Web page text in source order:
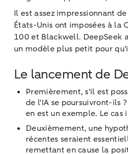
Il est assez impressionnant
États-Unis ont imposées à la
100 et Blackwell. DeepSeek
un modèle plus petit pour
Le lancement de
Premièrement, s'il est
de l'IA se poursuivront-ils
en est un exemple. Le
Deuxièmement, une
récentes seraient
remettant en cause la